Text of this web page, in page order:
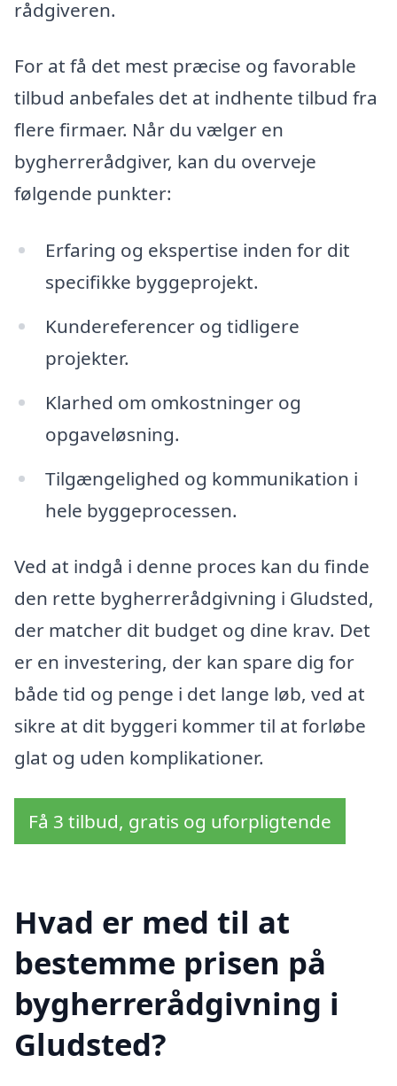
rådgiveren.
For at få det mest præcise og favorable
tilbud anbefales det at indhente tilbud fra
flere firmaer. Når du vælger en
bygherrerådgiver, kan du overveje
følgende punkter:
Erfaring og ekspertise inden for dit
specifikke byggeprojekt.
Kundereferencer og tidligere
projekter.
Klarhed om omkostninger og
opgaveløsning.
Tilgængelighed og kommunikation i
hele byggeprocessen.
Ved at indgå i denne proces kan du finde
den rette bygherrerådgivning i Gludsted,
der matcher dit budget og dine krav. Det
er en investering, der kan spare dig for
både tid og penge i det lange løb, ved at
sikre at dit byggeri kommer til at forløbe
glat og uden komplikationer.
Få 3 tilbud, gratis og uforpligtende
Hvad er med til at
bestemme prisen på
bygherrerådgivning i
Gludsted?